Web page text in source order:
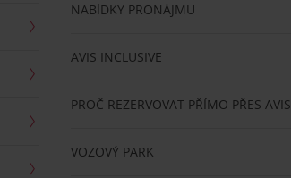
NABÍDKY PRONÁJMU
AVIS INCLUSIVE
PROČ REZERVOVAT PŘÍMO PŘES AVIS
VOZOVÝ PARK